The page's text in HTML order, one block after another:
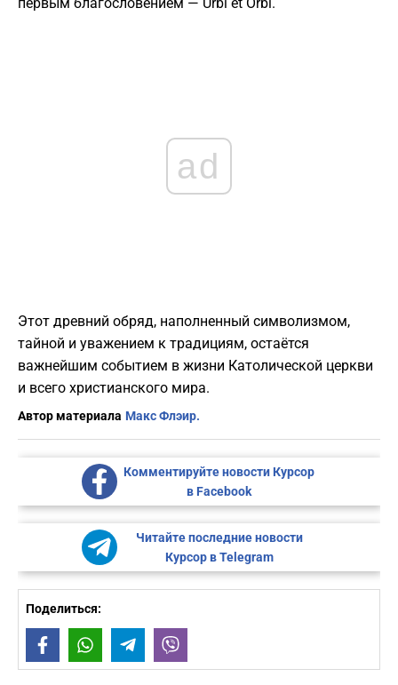
ad
Этот древний обряд, наполненный символизмом,
тайной и уважением к традициям, остаётся
важнейшим событием в жизни Католической церкви
и всего христианского мира.
Автор материала Макс Флэир.
Комментируйте новости Курсор
в Facebook
Читайте последние новости
Курсор в Telegram
Поделиться:
FacebookWhatsAppTelegram